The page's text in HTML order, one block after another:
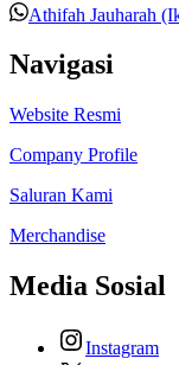
Athifah Jauharah
Navigasi
Website Resmi
Company Profile
Saluran Kami
Merchandise
Media Sosial
Instagram